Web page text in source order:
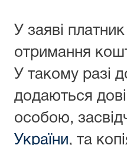
У заяві
отримання
У такому разі
додаються
особою,
України, та